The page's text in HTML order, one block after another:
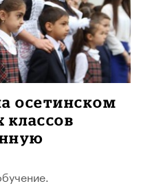
осетинском
классов